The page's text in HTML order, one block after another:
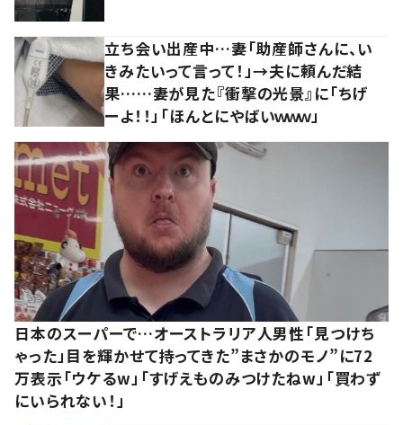
立ち会い出産中…妻「助産師さんに、い
きみたいって言って！」→夫に頼んだ結
果……妻が見た『衝撃の光景』に「ちげ
ーよ！！」「ほんとにやばいｗｗｗ」
日本のスーパーで…オーストラリア人男性「見つけち
ゃった」目を輝かせて持ってきた”まさかのモノ”に72
万表示「ウケるw」「すげえものみつけたねw」「買わず
にいられない！」